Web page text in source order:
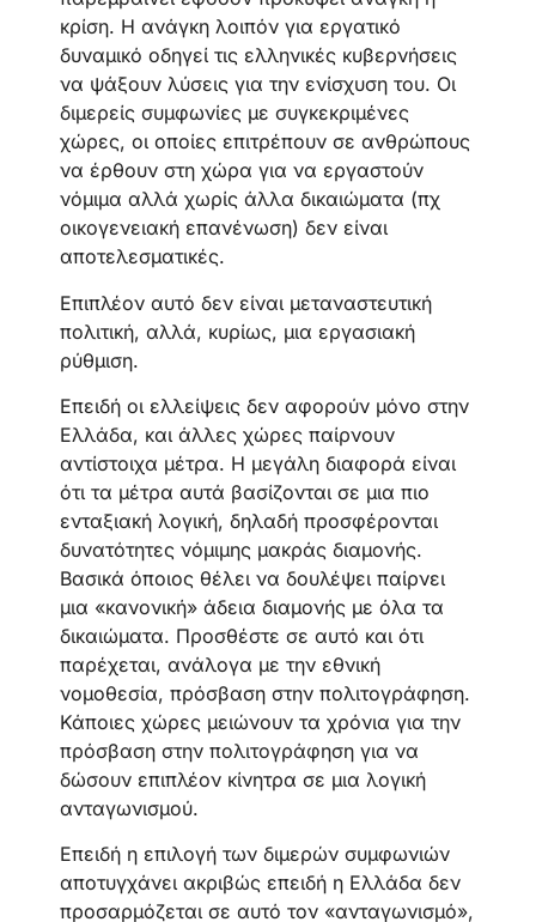
κρίση. Η ανάγκη λοιπόν για εργατικό
δυναμικό οδηγεί τις ελληνικές κυβερνήσεις
να ψάξουν λύσεις για την ενίσχυση του. Οι
διμερείς συμφωνίες με συγκεκριμένες
χώρες, οι οποίες επιτρέπουν σε ανθρώπους
να έρθουν στη χώρα για να εργαστούν
νόμιμα αλλά χωρίς άλλα δικαιώματα (πχ
οικογενειακή επανένωση) δεν είναι
αποτελεσματικές.
Επιπλέον αυτό δεν είναι μεταναστευτική
πολιτική, αλλά, κυρίως, μια εργασιακή
ρύθμιση.
Επειδή οι ελλείψεις δεν αφορούν μόνο στην
Ελλάδα, και άλλες χώρες παίρνουν
αντίστοιχα μέτρα. Η μεγάλη διαφορά είναι
ότι τα μέτρα αυτά βασίζονται σε μια πιο
ενταξιακή λογική, δηλαδή προσφέρονται
δυνατότητες νόμιμης μακράς διαμονής.
Βασικά όποιος θέλει να δουλέψει παίρνει
μια «κανονική» άδεια διαμονής με όλα τα
δικαιώματα. Προσθέστε σε αυτό και ότι
παρέχεται, ανάλογα με την εθνική
νομοθεσία, πρόσβαση στην πολιτογράφηση.
Κάποιες χώρες μειώνουν τα χρόνια για την
πρόσβαση στην πολιτογράφηση για να
δώσουν επιπλέον κίνητρα σε μια λογική
ανταγωνισμού.
Επειδή η επιλογή των διμερών συμφωνιών
αποτυγχάνει ακριβώς επειδή η Ελλάδα δεν
προσαρμόζεται σε αυτό τον «ανταγωνισμό»,